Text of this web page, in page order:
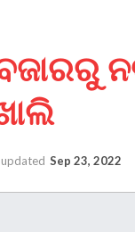
updated Sep 23, 2022